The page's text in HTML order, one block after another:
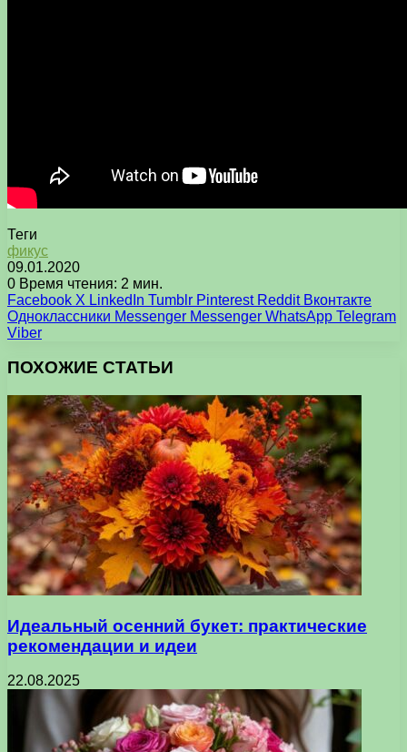
Теги
фикус
09.01.2020
0 Время чтения: 2 мин.
Facebook X LinkedIn Tumblr Pinterest Reddit Вконтакте
Одноклассники Messenger Messenger WhatsApp Telegram
Viber
ПОХОЖИЕ СТАТЬИ
Идеальный осенний букет: практические
рекомендации и идеи
22.08.2025